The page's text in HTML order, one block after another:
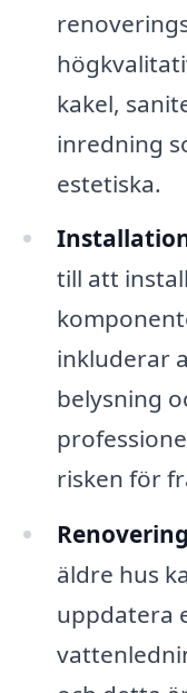
kakel,
inredning
estetiska.
till att
inkluderar
belysning
risken för
äldre hus
uppdatera